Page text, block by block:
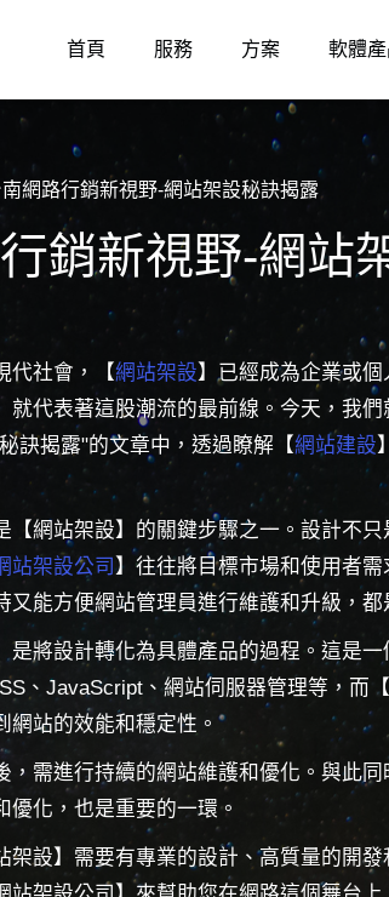
首頁 服務 方案 軟體
南網路行銷新視野-網站架設秘訣揭露
銷新視野-網站
代社會，【網站架設】已經成為企業或
就代表著這股潮流的最前線。今天，我
訣揭露"的文章中，透過瞭解【網站建設
【網站架設】的關鍵步驟之一。設計不
站架設公司 】往往將目標市場和使用者
又能方便網站管理員進行維護和升級，都
是將設計轉化為具體產品的過程。這是
、JavaScript、網站伺服器管理等，而
網站的效能和穩定性。
，需進行持續的網站維護和優化。與此
優化，也是重要的一環。
架設】需要有專業的設計、高質量的開